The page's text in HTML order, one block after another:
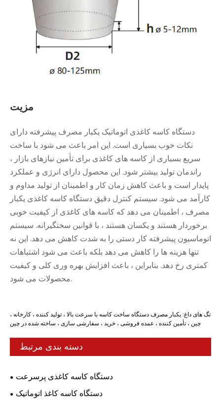
مزیت
دستگاه کاسه کاغذی اتوماتیک یکبار مصرف پیشرفته دارای
نکات خوب بسیاری است. این امر باعث می شود با ساخت
سریع بسیاری از کاسه های کاغذی برای تأمین نیازهای بازار ،
راندمان تولید بیشتر شود. این محصول دارای انرژی و عملکرد
پایدار است و باعث کاهش زمان کار و اطمینان از تولید مداوم و
کارآمد می شود. سیستم کنترل دقیق دستگاه کاسه کاغذی یکبار
مصرف ، اطمینان می دهد که کاسه های کاغذی از کیفیت خوبی
برخوردار هستند و یکسان هستند ، با قوانین سختگیرانه. سیستم
اتوماسیون پیشرفته کار دستی را به شدت کاهش می دهد. این نه
تنها هزینه ها را کاهش می دهد بلکه باعث می شود اشتباهات
کمتری رخ دهد. بنابراین ، باعث افزایش بهره وری کلی و کیفیت
محصولات می شود.
تگ های داغ: یکبار مصرف دستگاه ساخت کاسه با سرعت بالا ، تولید کننده ، کارخانه ،
چین ، تأمین کننده ، عمده فروشی ، خرید ، سفارشی سازی ، ساخته شده در چین
دسته بندی مرتبط
دستگاه کاسه کاغذی پرسرعت
دستگاه کاسه کاغذ اتوماتیک